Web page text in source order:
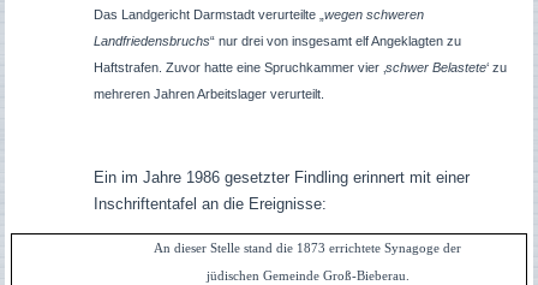
Das Landgericht Darmstadt verurteilte „ wegen schweren
Landfriedensbruchs“ nur drei von insgesamt elf Angeklagten zu
Haftstrafen. Zuvor hatte eine Spruchkammer vier ‚ schwer Belastete‘ zu
mehreren Jahren Arbeitslager verurteilt.
Ein im Jahre 1986 gesetzter Findling erinnert mit einer
Inschriftentafel an die Ereignisse:
An dieser Stelle stand die 1873 errichtete Synagoge der
jüdischen Gemeinde Groß-Bieberau.